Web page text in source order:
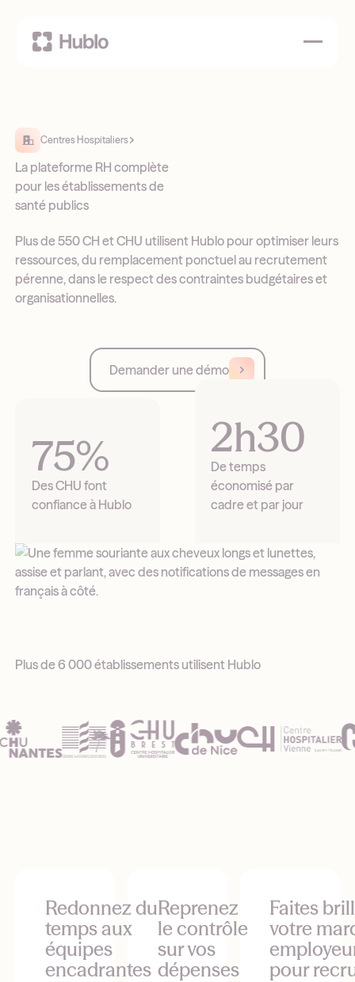
Centres Hospitaliers
La plateforme RH complète
pour les établissements de
santé publics
Plus de 550 CH et CHU utilisent Hublo pour optimiser leurs
ressources, du remplacement ponctuel au recrutement
pérenne, dans le respect des contraintes budgétaires et
organisationnelles.
Demander une démo
75%
Des CHU font
confiance à Hublo
2h30
De temps
économisé par
cadre et par jour
Plus de 6 000 établissements utilisent Hublo
Redonnez du
temps aux
équipes
encadrantes
Reprenez
le contrôle
sur vos
dépenses
Faites
votre
pour